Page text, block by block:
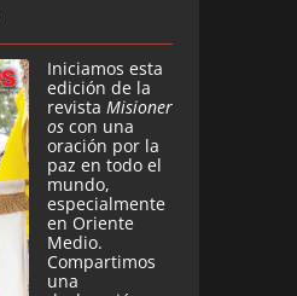
Iniciamos esta
edición de la
revista Misioner
os con una
oración por la
paz en todo el
mundo,
especialmente
en Oriente
Medio.
Compartimos
una